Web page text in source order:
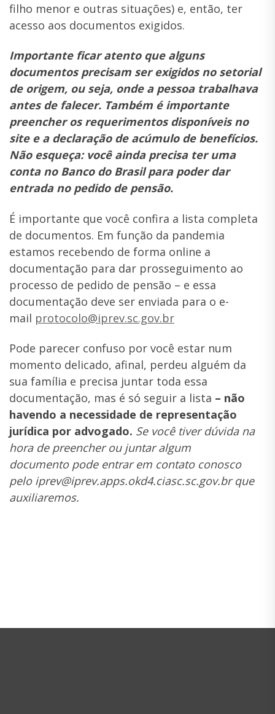
filho menor e outras situações) e, então, ter
acesso aos documentos exigidos.
Importante ficar atento que alguns
documentos precisam ser exigidos no setorial
de origem, ou seja, onde a pessoa trabalhava
antes de falecer. Também é importante
preencher os requerimentos disponíveis no
site e a declaração de acúmulo de benefícios.
Não esqueça: você ainda precisa ter uma
conta no Banco do Brasil para poder dar
entrada no pedido de pensão.
É importante que você confira a lista completa
de documentos. Em função da pandemia
estamos recebendo de forma online a
documentação para dar prosseguimento ao
processo de pedido de pensão – e essa
documentação deve ser enviada para o e-
mail protocolo@iprev.sc.gov.br
Pode parecer confuso por você estar num
momento delicado, afinal, perdeu alguém da
sua família e precisa juntar toda essa
documentação, mas é só seguir a lista – não
havendo a necessidade de representação
jurídica por advogado. Se você tiver dúvida na
hora de preencher ou juntar algum
documento pode entrar em contato conosco
pelo iprev@iprev.apps.okd4.ciasc.sc.gov.br que
auxiliaremos.